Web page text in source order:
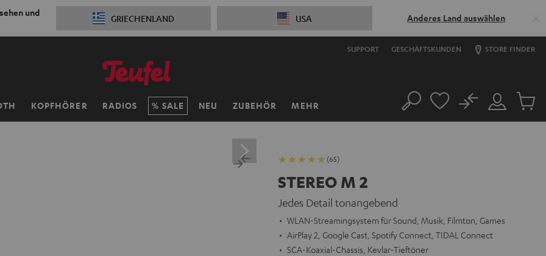
und
GRIECHENLAND USA Anderes Land auswählen
SUPPORT GESCHÄFTSKUNDEN STORE FINDER
KOPFHÖRER RADIOS SALE NEU ZUBEHÖR MEHR Suche
Mein
Konto
No
Artikel
(65)
STEREO M 2
Jedes Detail tonangebend
WLAN-Streamingsystem für Sound, Musik, Filmton, Games
AirPlay 2, Google Cast, Spotify Connect, TIDAL Connect
SCA-Koaxial-Chassis, Kevlar-Tieftöner